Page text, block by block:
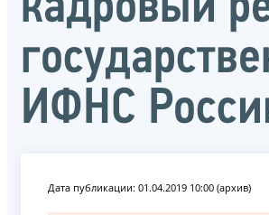
ИФНС
Дата публикации: 01.04.2019 10:00 (архив)